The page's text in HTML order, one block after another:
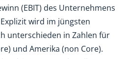
(EBIT) des Unternehmens
wird im jüngsten
unterschieden in Zahlen für
und Amerika (non Core).